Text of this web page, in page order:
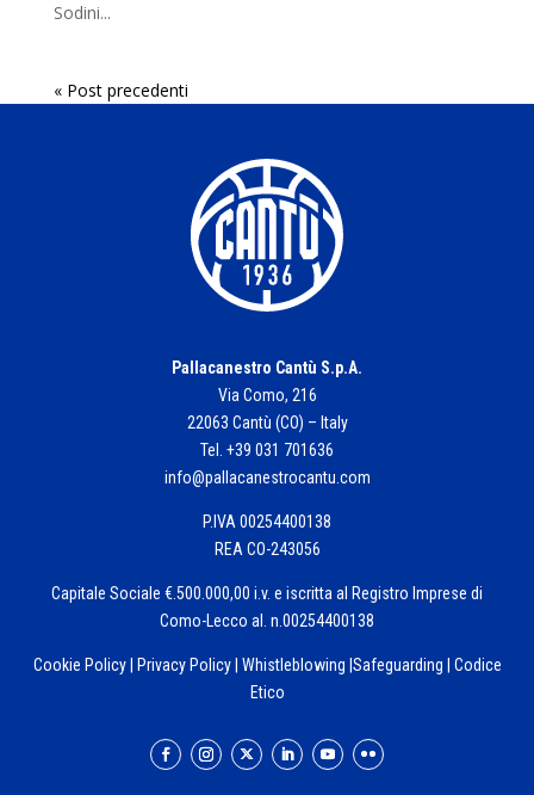
Sodini...
« Post precedenti
Pallacanestro Cantù S.p.A.
Via Como, 216
22063 Cantù (CO) – Italy
Tel. +39 031 701636
info@pallacanestrocantu.com
P.IVA 00254400138
REA CO-243056
Capitale Sociale €.500.000,00 i.v. e iscritta al Registro Imprese di
Como-Lecco al. n.00254400138
Cookie Policy| Privacy Policy| Whistleblowing Safeguarding
Codice
Etico